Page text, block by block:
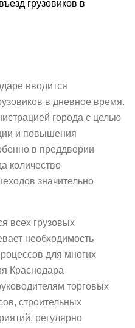
вводится
в дневное время.
города с целью
и повышения
в преддверии
количество
значительно
всех грузовых
необходимость
для многих
Краснодара
торговых
строительных
регулярно